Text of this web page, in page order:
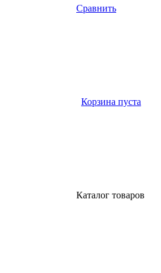
Сравнить
Корзина пуста
Каталог товаров